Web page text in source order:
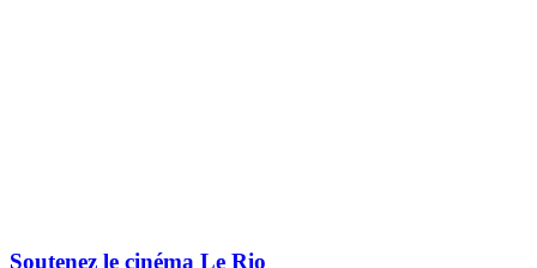
Soutenez le cinéma Le Rio